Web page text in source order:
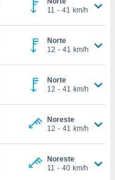
11 - 41 km/h
Norte
12 - 41 km/h
Norte
12 - 41 km/h
Noreste
12 - 41 km/h
Noreste
11 - 40 km/h